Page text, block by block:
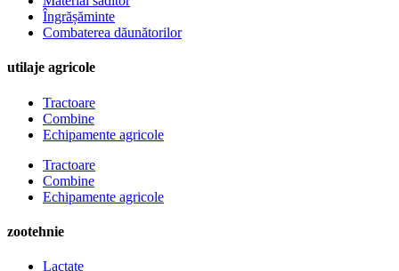
Îngrășăminte
Combaterea dăunătorilor
utilaje agricole
Tractoare
Combine
Echipamente agricole
Tractoare
Combine
Echipamente agricole
zootehnie
Lactate